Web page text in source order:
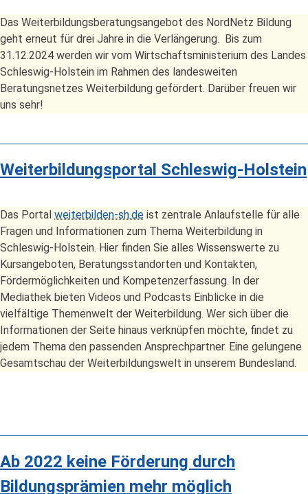
Das Weiterbildungsberatungsangebot des NordNetz Bildung
geht erneut für drei Jahre in die Verlängerung. Bis zum
31.12.2024 werden wir vom Wirtschaftsministerium des Landes
Schleswig-Holstein im Rahmen des landesweiten
Beratungsnetzes Weiterbildung gefördert. Darüber freuen wir
uns sehr!
Weiterbildungsportal Schleswig-Holstein
Das Portal weiterbilden-sh.de ist zentrale Anlaufstelle für alle
Fragen und Informationen zum Thema Weiterbildung in
Schleswig-Holstein. Hier finden Sie alles Wissenswerte zu
Kursangeboten, Beratungsstandorten und Kontakten,
Fördermöglichkeiten und Kompetenzerfassung. In der
Mediathek bieten Videos und Podcasts Einblicke in die
vielfältige Themenwelt der Weiterbildung. Wer sich über die
Informationen der Seite hinaus verknüpfen möchte, findet zu
jedem Thema den passenden Ansprechpartner. Eine gelungene
Gesamtschau der Weiterbildungswelt in unserem Bundesland.
Ab 2022 keine Förderung durch
Bildungsprämien mehr möglich